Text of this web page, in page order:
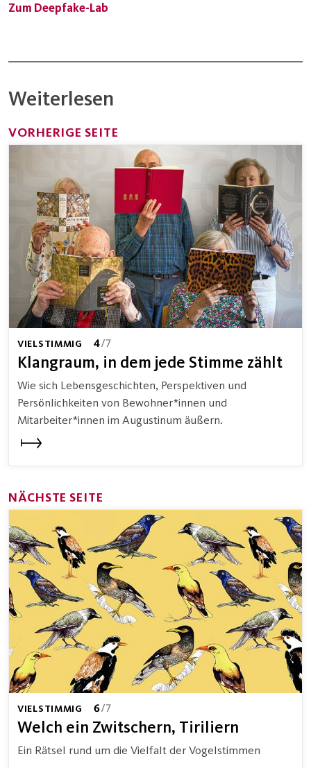
Zum Deepfake-Lab
Weiterlesen
VORHERIGE SEITE
Klangraum, in dem jede Stimme zählt
VIELSTIMMIG 4/7
Wie sich Lebensgeschichten, Perspektiven und
Persönlichkeiten von Bewohner*innen und
Mitarbeiter*innen im Augustinum äußern.
NÄCHSTE SEITE
Welch ein Zwitschern, Tiriliern
VIELSTIMMIG 6/7
Ein Rätsel rund um die Vielfalt der Vogelstimmen